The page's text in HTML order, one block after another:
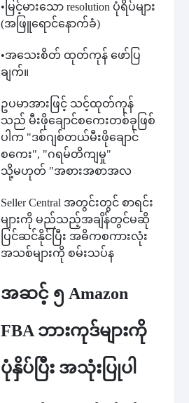
• မြင့်မားသော resolution ပုံရိပ်များ
(အဖြူရောင်နောက်ခံ)
•အသေးစိတ် ထုတ်ကုန် ဖော်ပြ
ချက်။
ဥပမာအားဖြင့် သင့်ထုတ်ကုန်
သည် မီးဖိုချောင်စကေးတစ်ခုဖြစ်
ပါက "ဒစ်ဂျစ်တယ်မီးဖိုချောင်
စကေး", "ဂရမ်တိကျမှု"
သို့မဟုတ် "အစားအစာအလ
Seller Central အတွင်းတွင် စာရင်း
များကို မည်သည့်အချိန်တွင်မဆို
ပြင်ဆင်နိုင်ပြီး အဓိကစကားလုံး
အသစ်များကို စမ်းသပ်န
အဆင့် ၅ Amazon
FBA ဘားကုဒ်များကို
ပုံနှိပ်ပြီး အသုံးပြုပါ